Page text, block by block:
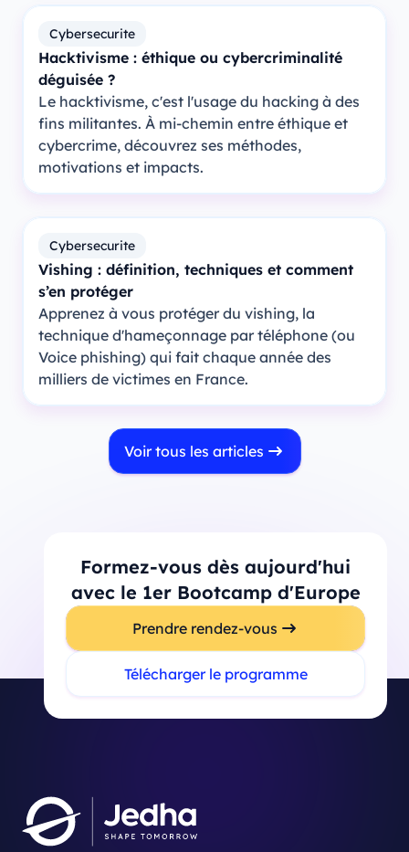
Cybersecurite
Hacktivisme : éthique ou cybercriminalité
déguisée ?
Le hacktivisme, c'est l'usage du hacking à des
fins militantes. À mi-chemin entre éthique et
cybercrime, découvrez ses méthodes,
motivations et impacts.
Cybersecurite
Vishing : définition, techniques et comment
s’en protéger
Apprenez à vous protéger du vishing, la
technique d'hameçonnage par téléphone (ou
Voice phishing) qui fait chaque année des
milliers de victimes en France.
Voir tous les articles
Formez-vous dès aujourd'hui
avec le 1er Bootcamp d'Europe
Prendre rendez-vous
Télécharger le programme